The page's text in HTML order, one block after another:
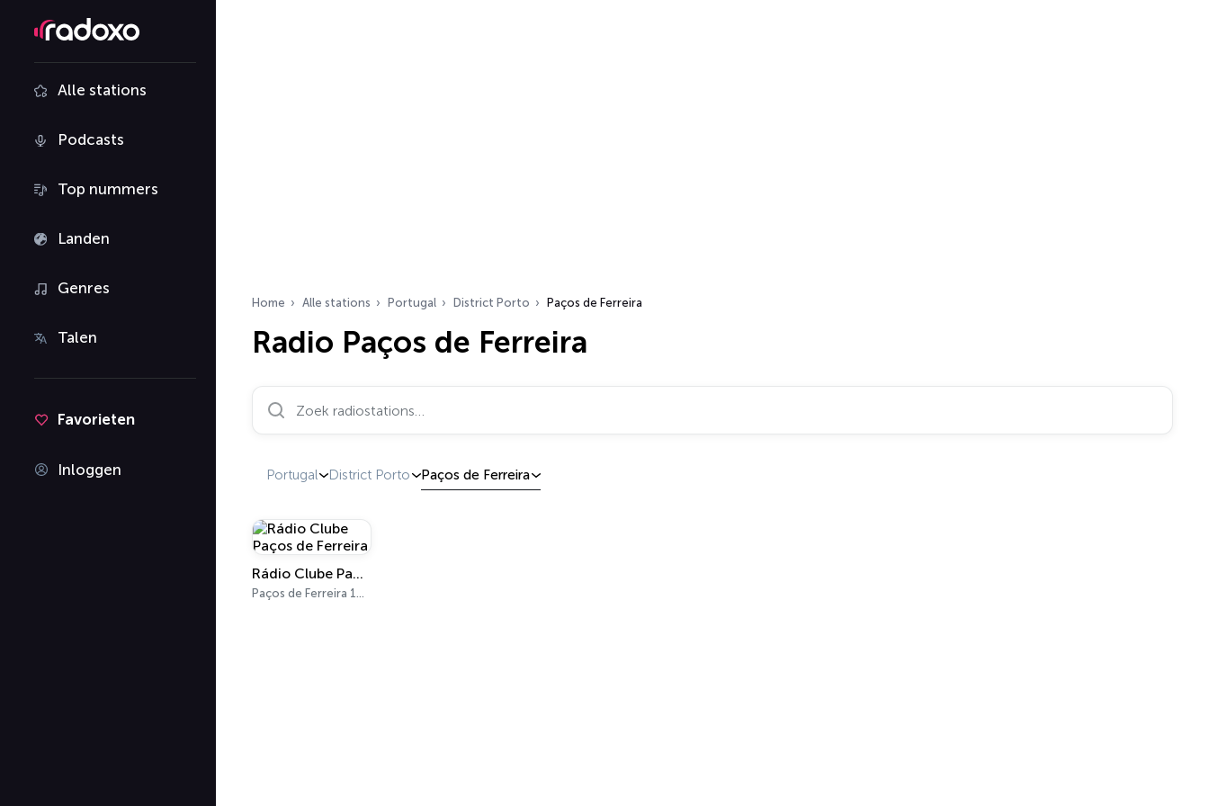
Alle stations
Podcasts
Top nummers
Landen
Genres
Talen
Favorieten
Inloggen
Home Alle stations Portugal District Porto Paços de Ferreira
Radio Paços de Ferreira
Zoek radiostations…
Portugal District Porto Paços de Ferreira
Rádio Clube Paços de Ferreira
Paços de Ferreira 101.8 FM